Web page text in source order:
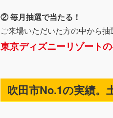
② 毎月抽選で当たる！
ご来場いただいた方の中から
東京ディズニーリゾート
吹田市No.1の実績。